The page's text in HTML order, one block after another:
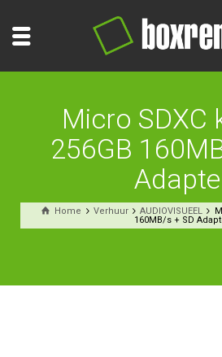
Micro SDXC
256GB
Home Verhuur AUDIOVISUEEL
160MB/s + SD